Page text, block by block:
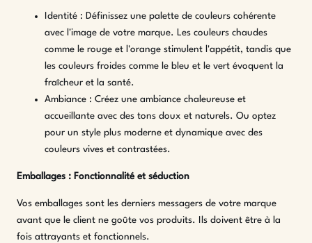
Identité : Définissez une palette de couleurs cohérente
avec l'image de votre marque. Les couleurs chaudes
comme le rouge et l'orange stimulent l'appétit, tandis que
les couleurs froides comme le bleu et le vert évoquent la
fraîcheur et la santé.
Ambiance : Créez une ambiance chaleureuse et
accueillante avec des tons doux et naturels. Ou optez
pour un style plus moderne et dynamique avec des
couleurs vives et contrastées.
Emballages : Fonctionnalité et séduction
Vos emballages sont les derniers messagers de votre marque
avant que le client ne goûte vos produits. Ils doivent être à la
fois attrayants et fonctionnels.